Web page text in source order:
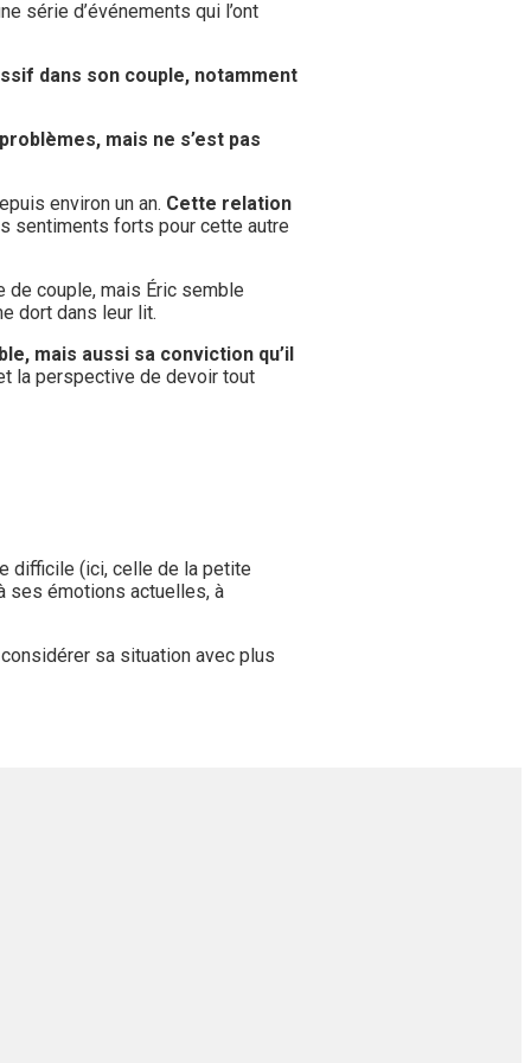
série d’événements qui l’ont
dans son couple, notamment
mais ne s’est pas
environ un an. Cette relation
sentiments forts pour cette autre
couple, mais Éric semble
dort dans leur lit.
mais aussi sa conviction qu’il
la perspective de devoir tout
difficile (ici, celle de la petite
ses émotions actuelles, à
sa situation avec plus